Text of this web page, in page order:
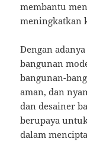
membantu
meningkatkan
Dengan
bangunan
bangunan-
aman, dan
dan desainer
berupaya
dalam